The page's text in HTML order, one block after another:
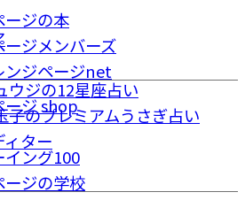
ウジの12星座占い
子のプレミアムうさぎ占い
ター
ージの本
ジメンバーズ
ンジページnet
ージ shop
ング100
ジの学校